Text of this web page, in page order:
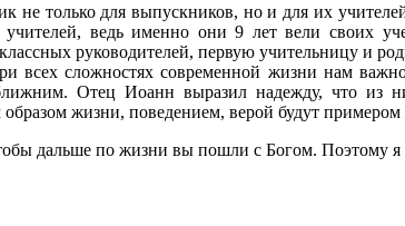
не только для выпускников, но и для их
учителей, ведь именно они 9 лет вели своих
руководителей, первую учительницу и
всех сложностях современной жизни нам
Отец Иоанн выразил надежду, что из
жизни, поведением, верой будут
дальше по жизни вы пошли с Богом. Поэтому я